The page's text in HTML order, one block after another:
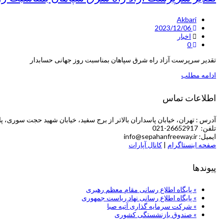
Akbari
اخبار
تقدیر سرپرست آزاد راه شرق سپاهان بمناسبت روز جهانی حسابدار
ادامه مطلب
اطلاعات تماس
آدرس : تهران، خیابان پاسداران بالاتر از برج سفید، خیابان شهید حجت سوری، پلاک 5 (طبقه چهارم
تلفن: 26652917-021
ایمیل: info@sepahanfreeway.ir
صفحه اینستاگرام | کانال آپارات
پیوندها
» پایگاه اطلاع رسانی مقام معظم رهبری
» پایگاه اطلاع رسانی نهاد ریاست جمهوری
» شركت سرمایه گذاری آتیه صبا
» صندوق بازنشستگی کشوری